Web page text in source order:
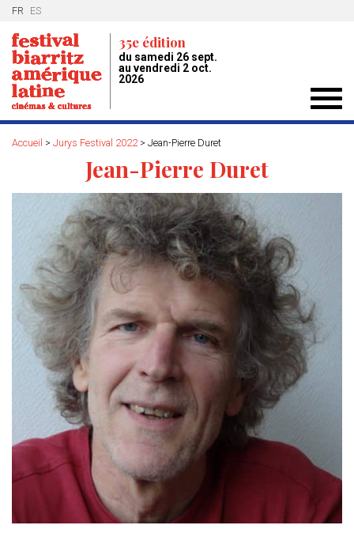
FR ES
35e édition
du samedi 26 sept.
au vendredi 2 oct.
2026
Accueil > Jurys Festival 2022 > Jean-Pierre Duret
Jean-Pierre Duret